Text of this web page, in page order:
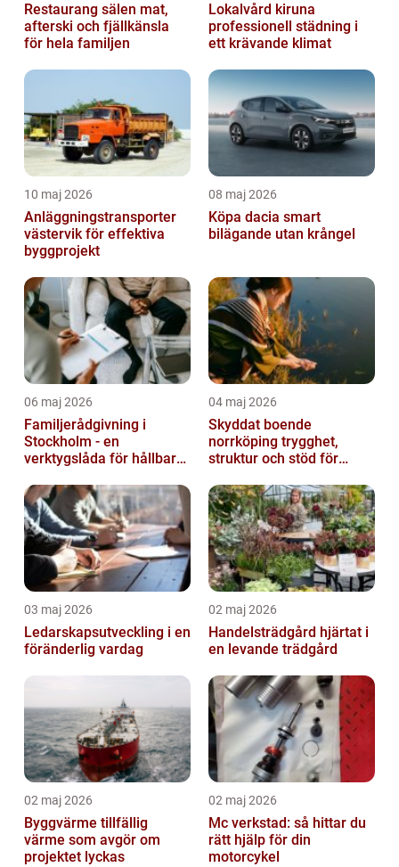
Restaurang sälen mat,
afterski och fjällkänsla
för hela familjen
Lokalvård kiruna
professionell städning i
ett krävande klimat
10 maj 2026
Anläggningstransporter
västervik för effektiva
byggprojekt
08 maj 2026
Köpa dacia smart
bilägande utan krångel
06 maj 2026
Familjerådgivning i
Stockholm - en
verktygslåda för hållbara
04 maj 2026
Skyddat boende
norrköping trygghet,
struktur och stöd för
situationer
03 maj 2026
Ledarskapsutveckling i en
föränderlig vardag
02 maj 2026
Handelsträdgård hjärtat i
en levande trädgård
02 maj 2026
Byggvärme tillfällig
värme som avgör om
projektet lyckas
02 maj 2026
Mc verkstad: så hittar du
rätt hjälp för din
motorcykel